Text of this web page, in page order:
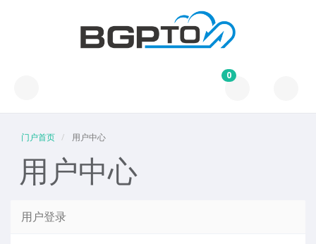
0
门户首页 用户中心
用户中心
用户登录